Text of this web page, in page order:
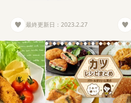
最終更新日： 2023.2.27